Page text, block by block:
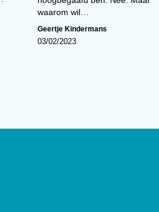
waarom wil…
Geertje Kindermans
03/02/2023